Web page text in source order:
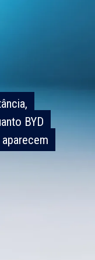
BYD
BYD